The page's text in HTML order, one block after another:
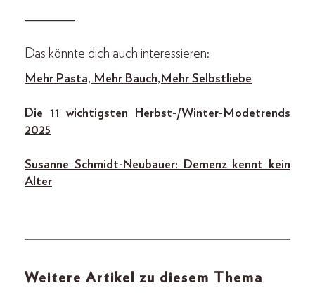
________
Das könnte dich auch interessieren:
Mehr Pasta, Mehr Bauch, Mehr Selbstliebe
Die 11 wichtigsten Herbst-/Winter-Modetrends
2025
Susanne Schmidt-Neubauer: Demenz kennt kein
Alter
Weitere Artikel zu diesem Thema